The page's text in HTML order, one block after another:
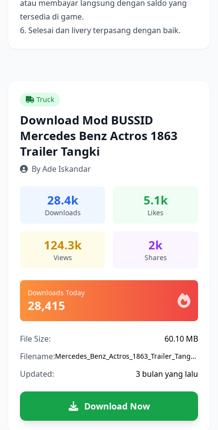
atau membayar langsung dengan saldo yang
tersedia di game.
6. Selesai dan livery terpasang dengan baik.
Truck
Download Mod BUSSID
Mercedes Benz Actros 1863
Trailer Tangki
By Ade Iskandar
28.4k
Downloads
5.1k
Likes
124.3k
Views
2k
Shares
Downloads Today
28,415
File Size:
60.10 MB
Filename:
Mercedes_Benz_Actros_1863_Trailer_Tangki.bussidmod
Updated: 3 bulan yang lalu
Download Now